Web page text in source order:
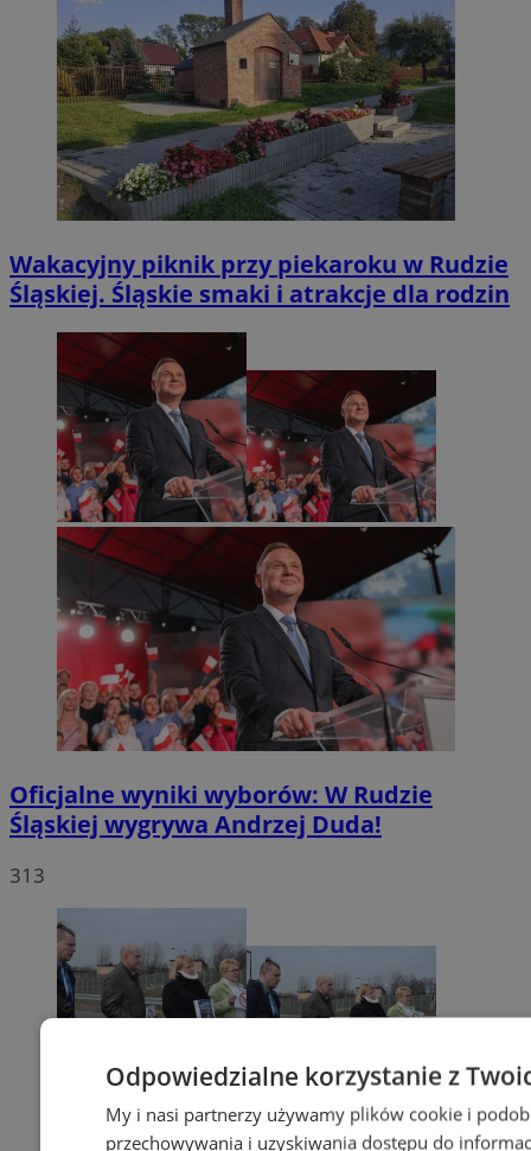
Wakacyjny piknik przy piekaroku w Rudzie
Śląskiej. Śląskie smaki i atrakcje dla rodzin
Oficjalne wyniki wyborów: W Rudzie
Śląskiej wygrywa Andrzej Duda!
313
Odpowiedzialne korzystanie z
My i nasi partnerzy używamy plików cookie i
przechowywania i uzyskiwania dostępu do